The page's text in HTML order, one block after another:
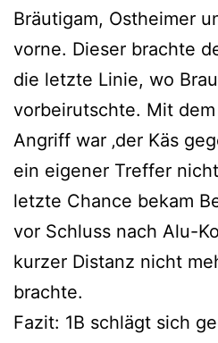
Bräutigam, Ostheimer
vorne. Dieser brachte
die letzte Linie, wo
vorbeirutschte. Mit
Angriff war ‚der Käs
ein eigener Treffer
letzte Chance bekam
vor Schluss nach Alu-
kurzer Distanz nicht
brachte.
Fazit: 1B schlägt sich